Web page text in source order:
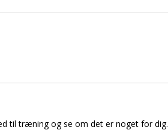
til træning og se om det er noget for dig.